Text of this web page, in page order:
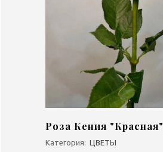
Роза Кения "Красная"
Категория: ЦВЕТЫ